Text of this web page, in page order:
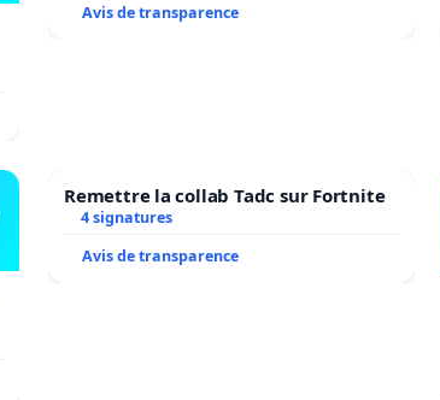
Avis de transparence
Remettre la collab Tadc sur Fortnite
4 signatures
Avis de transparence